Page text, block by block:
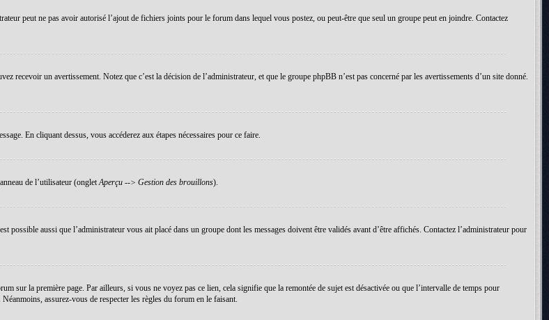
peut ne pas avoir autorisé l’ajout de fichiers joints pour le forum dans lequel vous postez, ou peut-être que seul un groupe peut en joindre. Contactez
recevoir un avertissement. Notez que c’est la décision de l’administrateur, et que le groupe phpBB n’est pas concerné par les avertissements d’un site donné.
En cliquant dessus, vous accéderez aux étapes nécessaires pour ce faire.
de l’utilisateur (ongletAperçu --> Gestion des brouillons).
aussi que l’administrateur vous ait placé dans un groupe dont les messages doivent être validés avant d’être affichés. Contactez l’administrateur pour
sur la première page. Par ailleurs, si vous ne voyez pas ce lien, cela signifie que la remontée de sujet est désactivée ou que l’intervalle de temps pour
assurez-vous de respecter les règles du forum en le faisant.